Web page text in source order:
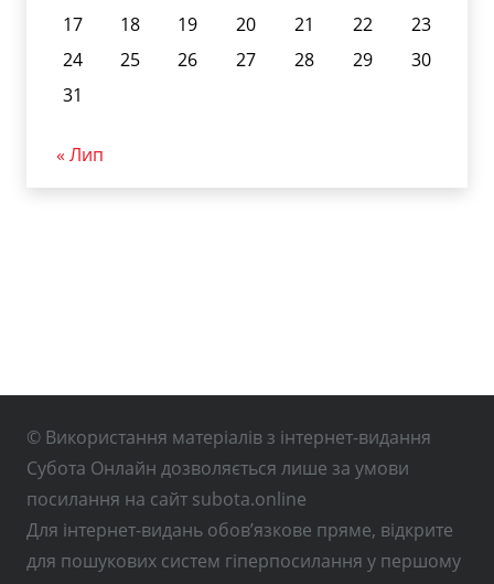
17
18 19 20 21 22
23
24
25 26 27 28 29
30
31
« Лип
© Використання матеріалів з інтернет-видання
Субота Онлайн дозволяється лише за умови
посилання на сайт subota.online
Для інтернет-видань обов’язкове пряме, відкрите
для пошукових систем гіперпосилання у першому